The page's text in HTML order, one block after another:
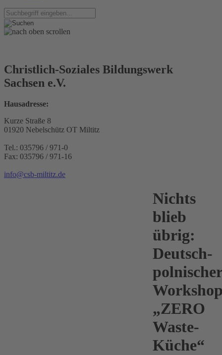
Christlich-Soziales Bildungswerk
Sachsen e.V.
Hausadresse:
Kurze Straße 8
01920 Nebelschütz OT Miltitz
Tel.: 035796 / 971-0
Fax: 035796 / 971-16
info@csb-miltitz.de
Nichts
blieb
übrig:
Deutsch-
polnischer
„ZERO
Waste-
Küche“